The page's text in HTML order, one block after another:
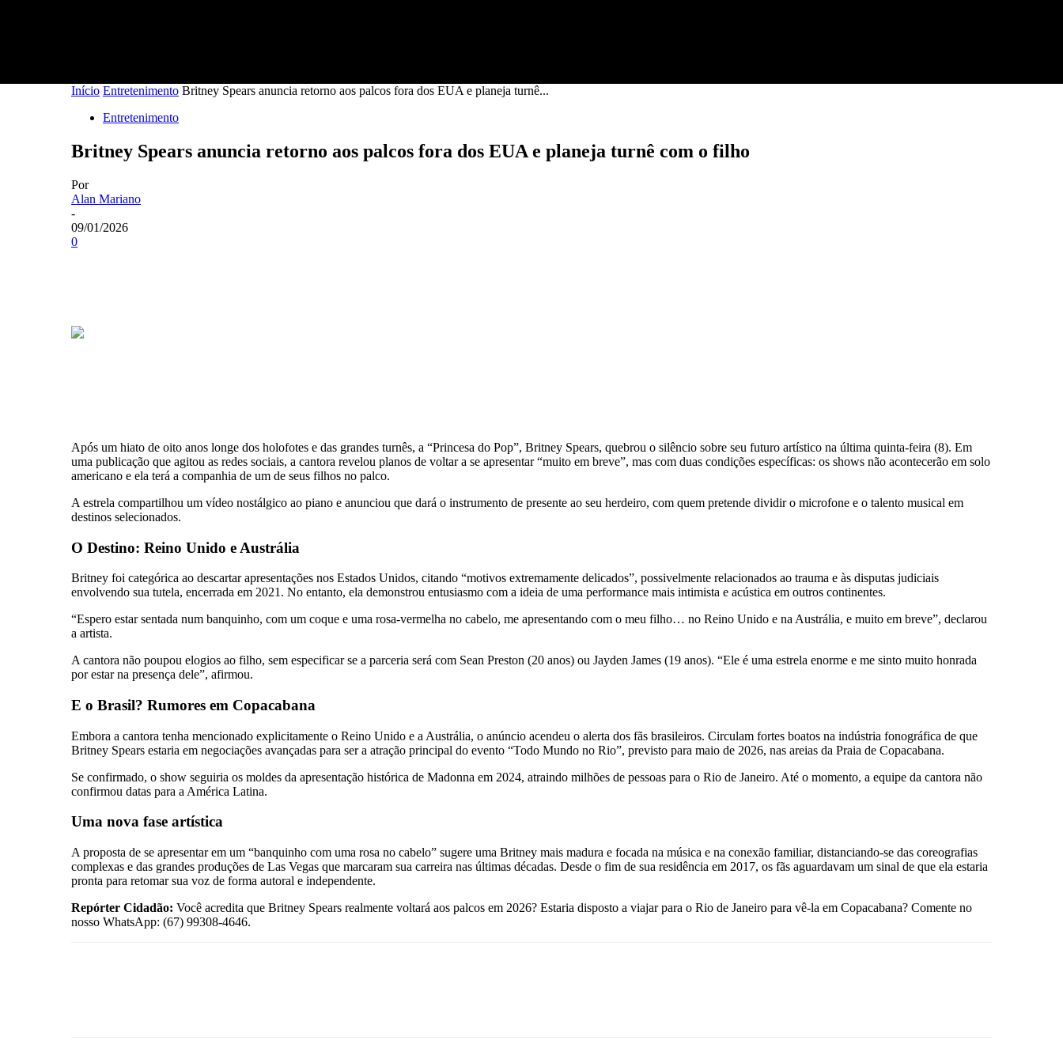
Início Entretenimento Britney Spears anuncia retorno aos palcos fora dos EUA e planeja turnê...
Entretenimento
Britney Spears anuncia retorno aos palcos fora dos EUA e planeja turnê com o filho
Por
Alan Mariano
-
09/01/2026
0
Após um hiato de oito anos longe dos holofotes e das grandes turnês, a “Princesa do Pop”, Britney Spears, quebrou o silêncio sobre seu futuro artístico na última quinta-feira (8). Em
uma publicação que agitou as redes sociais, a cantora revelou planos de voltar a se apresentar “muito em breve”, mas com duas condições específicas: os shows não acontecerão em solo
americano e ela terá a companhia de um de seus filhos no palco.
A estrela compartilhou um vídeo nostálgico ao piano e anunciou que dará o instrumento de presente ao seu herdeiro, com quem pretende dividir o microfone e o talento musical em
destinos selecionados.
O Destino: Reino Unido e Austrália
Britney foi categórica ao descartar apresentações nos Estados Unidos, citando “motivos extremamente delicados”, possivelmente relacionados ao trauma e às disputas judiciais
envolvendo sua tutela, encerrada em 2021. No entanto, ela demonstrou entusiasmo com a ideia de uma performance mais intimista e acústica em outros continentes.
“Espero estar sentada num banquinho, com um coque e uma rosa-vermelha no cabelo, me apresentando com o meu filho… no Reino Unido e na Austrália, e muito em breve”, declarou
a artista.
A cantora não poupou elogios ao filho, sem especificar se a parceria será com Sean Preston (20 anos) ou Jayden James (19 anos). “Ele é uma estrela enorme e me sinto muito honrada
por estar na presença dele”, afirmou.
E o Brasil? Rumores em Copacabana
Embora a cantora tenha mencionado explicitamente o Reino Unido e a Austrália, o anúncio acendeu o alerta dos fãs brasileiros. Circulam fortes boatos na indústria fonográfica de que
Britney Spears estaria em negociações avançadas para ser a atração principal do evento “Todo Mundo no Rio”, previsto para maio de 2026, nas areias da Praia de Copacabana.
Se confirmado, o show seguiria os moldes da apresentação histórica de Madonna em 2024, atraindo milhões de pessoas para o Rio de Janeiro. Até o momento, a equipe da cantora não
confirmou datas para a América Latina.
Uma nova fase artística
A proposta de se apresentar em um “banquinho com uma rosa no cabelo” sugere uma Britney mais madura e focada na música e na conexão familiar, distanciando-se das coreografias
complexas e das grandes produções de Las Vegas que marcaram sua carreira nas últimas décadas. Desde o fim de sua residência em 2017, os fãs aguardavam um sinal de que ela estaria
pronta para retomar sua voz de forma autoral e independente.
Repórter Cidadão: Você acredita que Britney Spears realmente voltará aos palcos em 2026? Estaria disposto a viajar para o Rio de Janeiro para vê-la em Copacabana? Comente no
nosso WhatsApp: (67) 99308-4646.